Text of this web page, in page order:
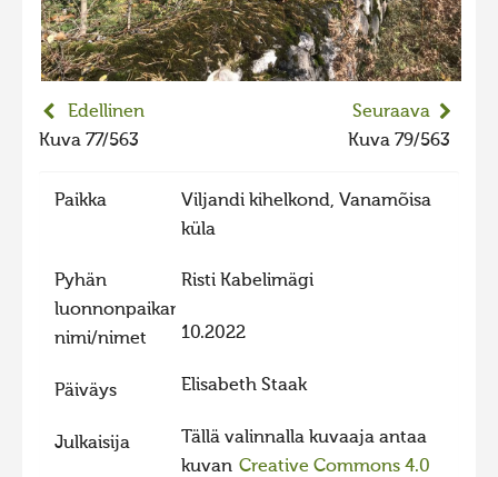
2023 kuvakilpailu lisä
Liikkuvat kuvat 2023
Hiite kuvavõistlus 2022 lisa
Hiite kuvavõistlus 2021
Hiite kuvavõistlus 2020
Liikkuvat kuvat 2020
Hiite kuvavõistlus 2018
Hiite kuvavõistlus 2017
Edellinen
Kuva 77/563
Seuraava
Kuva 79/563
Paikka
Viljandi kihelkond, Vanamõisa
küla
Pyhän
luonnonpaikan
nimi/nimet
Risti Kabelimägi
Päiväys
10.2022
Julkaisija
Elisabeth Staak
Tällä valinnalla kuvaaja antaa
kuvan Creative Commons 4.0